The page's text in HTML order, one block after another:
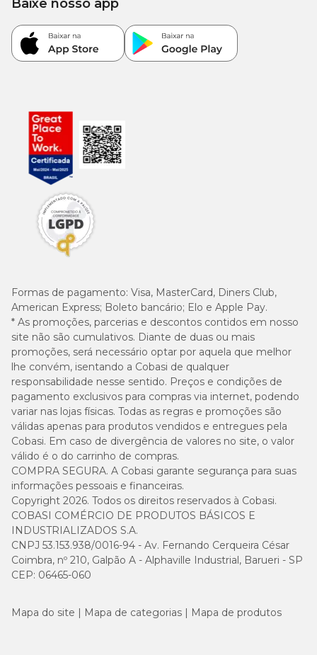
Formas de pagamento: Visa, MasterCard, Diners Club,
American Express; Boleto bancário; Elo e Apple Pay.
* As promoções, parcerias e descontos contidos em nosso
site não são cumulativos. Diante de duas ou mais
promoções, será necessário optar por aquela que melhor
lhe convém, isentando a Cobasi de qualquer
responsabilidade nesse sentido. Preços e condições de
pagamento exclusivos para compras via internet, podendo
variar nas lojas físicas. Todas as regras e promoções são
válidas apenas para produtos vendidos e entregues pela
Cobasi. Em caso de divergência de valores no site, o valor
válido é o do carrinho de compras.
COMPRA SEGURA. A Cobasi garante segurança para suas
informações pessoais e financeiras.
Copyright 2026. Todos os direitos reservados à Cobasi.
COBASI COMÉRCIO DE PRODUTOS BÁSICOS E
INDUSTRIALIZADOS S.A.
CNPJ 53.153.938/0016-94 - Av. Fernando Cerqueira César
Coimbra, nº 210, Galpão A - Alphaville Industrial, Barueri - SP
CEP: 06465-060
Baixe nosso app
Mapa do site Mapa de categorias Mapa de produtos